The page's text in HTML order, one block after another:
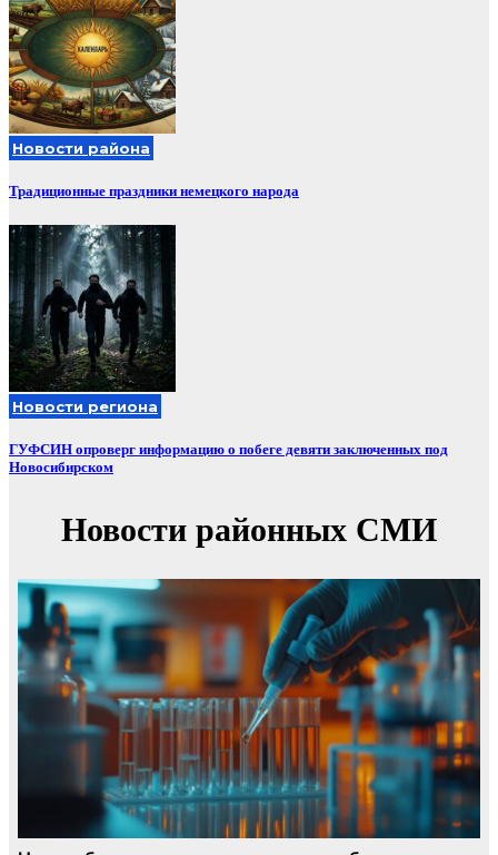
Новости района
Традиционные праздники немецкого народа
Новости региона
ГУФСИН опроверг информацию о побеге девяти заключенных под
Новосибирском